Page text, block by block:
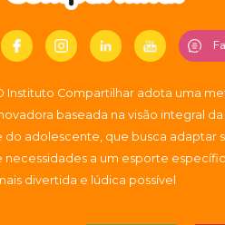
Instituto Compartilhar adota uma
baseada na visão integral
do adolescente, que busca adaptar
necessidades a um esporte
divertida e lúdica possível